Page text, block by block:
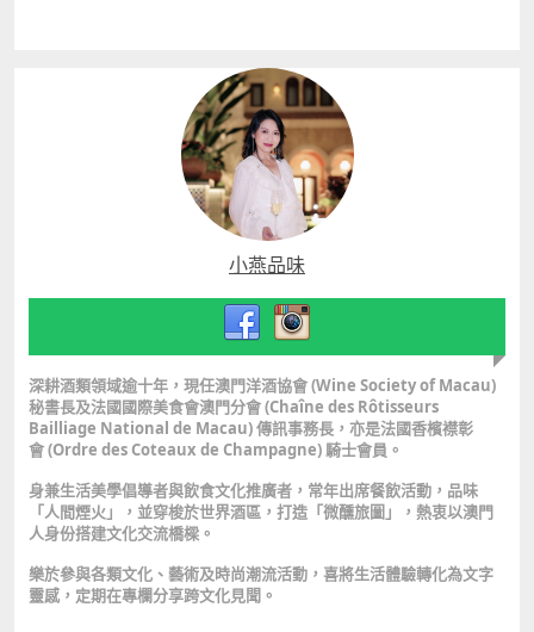
小燕品味
深耕酒類領域逾十年，現任澳門洋酒協會(Wine Society of Macau)
秘書長及法國國際美食會澳門分會(Chaîne des Rôtisseurs
Bailliage National de Macau)傳訊事務長，亦是法國香檳襟彰
會(Ordre des Coteaux de Champagne) 騎士會員。
身兼生活美學倡導者與飲食文化推廣者，常年出席餐飲活動，品味
「人間煙火」，並穿梭於世界酒區，打造「微醺旅圖」，熱衷以澳門
人身份搭建文化交流橋樑。
樂於參與各類文化、藝術及時尚潮流活動，喜將生活體驗轉化為文字
靈感，定期在專欄分享跨文化見聞。